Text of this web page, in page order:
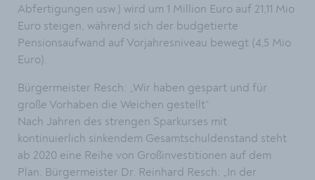
Abfertigungen usw.) wird um 1 Million Euro auf 21,11 Mio
Euro steigen, während sich der budgetierte
Pensionsaufwand auf Vorjahresniveau bewegt (4,5 Mio
Euro).
Bürgermeister Resch: „Wir haben gespart und für
große Vorhaben die Weichen gestellt“
Nach Jahren des strengen Sparkurses mit
kontinuierlich sinkendem Gesamtschuldenstand steht
ab 2020 eine Reihe von Großinvestitionen auf dem
Plan. Bürgermeister Dr. Reinhard Resch: „In der